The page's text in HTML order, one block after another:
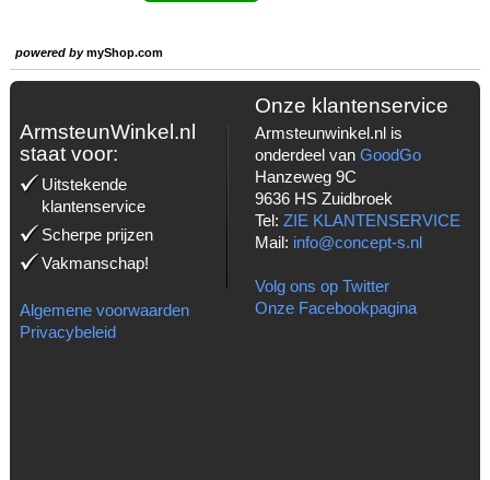
powered bymyShop.com
ArmsteunWinkel.nl
staat voor:
Uitstekende
klantenservice
Scherpe prijzen
Vakmanschap!
Algemene voorwaarden
Privacybeleid
Onze klantenservice
Armsteunwinkel.nl is
onderdeel van GoodGo
Hanzeweg 9C
9636 HS Zuidbroek
Tel: ZIE KLANTENSERVICE
Mail: info@concept-s.nl
Volg ons op Twitter
Onze Facebookpagina